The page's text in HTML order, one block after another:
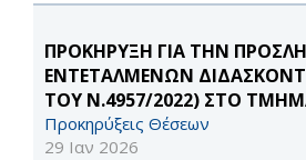
ΠΡΟΚΗΡΥΞΗ ΓΙΑ ΤΗΝ
ΕΝΤΕΤΑΛΜΕΝΩΝ
ΤΟΥ Ν.4957/2022) ΣΤΟ
Προκηρύξεις Θέσεων
29 Ιαν 2026